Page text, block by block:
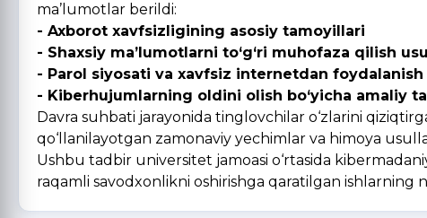
ma’lumotlar berildi:
- Axborot xavfsizligining asosiy tamoyillari
- Shaxsiy ma’lumotlarni to‘g‘ri muhofaza qilish
- Parol siyosati va xavfsiz internetdan
- Kiberhujumlarning oldini olish bo‘yicha amaliy
Davra suhbati jarayonida tinglovchilar o‘zlarini
qo‘llanilayotgan zamonaviy yechimlar va himoya
Ushbu tadbir universitet jamoasi o‘rtasida
raqamli savodxonlikni oshirishga qaratilgan ishlarning